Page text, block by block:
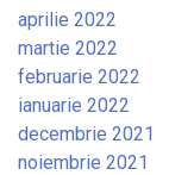
aprilie 2022
martie 2022
februarie 2022
ianuarie 2022
decembrie 2021
noiembrie 2021